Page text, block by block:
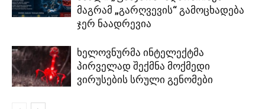
მაგრამ „გარღვევის“ გამოცხადება
ჯერ ნაადრევია
ხელოვნურმა ინტელექტმა
პირველად შექმნა მოქმედი
ვირუსების სრული გენომები